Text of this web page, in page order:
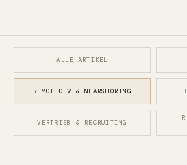
ALLE ARTIKEL
REMOTEDEV & NEARSHORING
VERTRIEB & RECRUITING